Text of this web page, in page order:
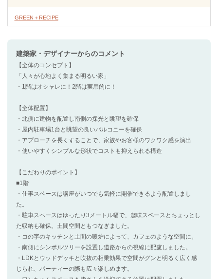
GREEN＋RECIPE
建築家・デザイナーからのコメント
【全体のコンセプト】
「人々が心地よく集まる明るい家」
・1階はオシャレに！2階は実用的に！
【全体配置】
・北側に建物を配置し南側の採光と眺望を確保
・屋内駐車場1台と眺望の良いバルコニーを確保
・アプローチを長くすることで、家族やお客様のワクワク感を演出
・使いやすくシンプルな形状でコストも抑えられる構造
【こだわりのポイント】
■1階
・仕事スペースは講座がいつでも気軽に開催できるよう配置しまし
た。
・駐車スペースはゆったり3メートル幅で、趣味スペースとちょっとし
た収納も確保。土間空間ともつなぎました。
・コの字のキッチンと土間の暖炉によって、カフェのような空間に。
・南側にシンボルツリーを設置し道路からの視線に配慮しました。
・LDKとウッドデッキと吹抜の相乗効果で空間がグンと明るく広く感
じられ、パーティーの際も広々楽しめます。